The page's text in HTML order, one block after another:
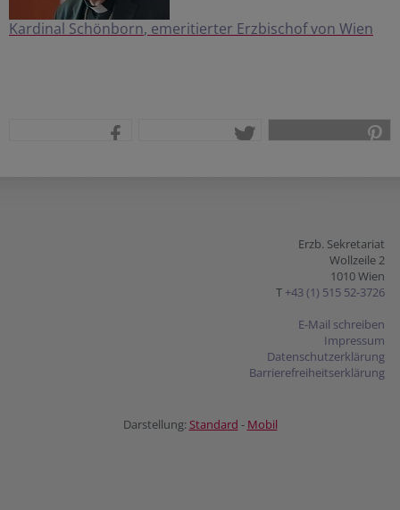
Kardinal Schönborn, emeritierter Erzbischof von Wien
Erzb. Sekretariat
Wollzeile 2
1010 Wien
T +43 (1) 515 52-3726
E-Mail schreiben
Impressum
Datenschutzerklärung
Barrierefreiheitserklärung
Darstellung:Standard - Mobil